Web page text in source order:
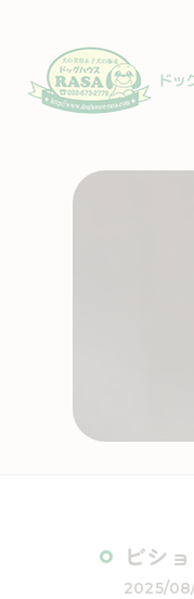
ビシ
2025/